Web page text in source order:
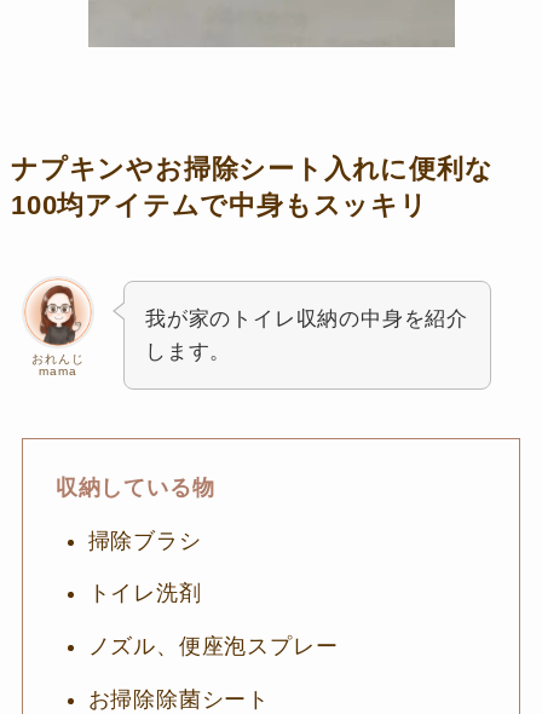
ナプキンやお掃除シート入れに便利な
100均アイテムで中身もスッキリ
おれんじ
mama
我が家のトイレ収納の中身を紹介
します。
収納している物
掃除ブラシ
トイレ洗剤
ノズル、便座泡スプレー
お掃除除菌シート